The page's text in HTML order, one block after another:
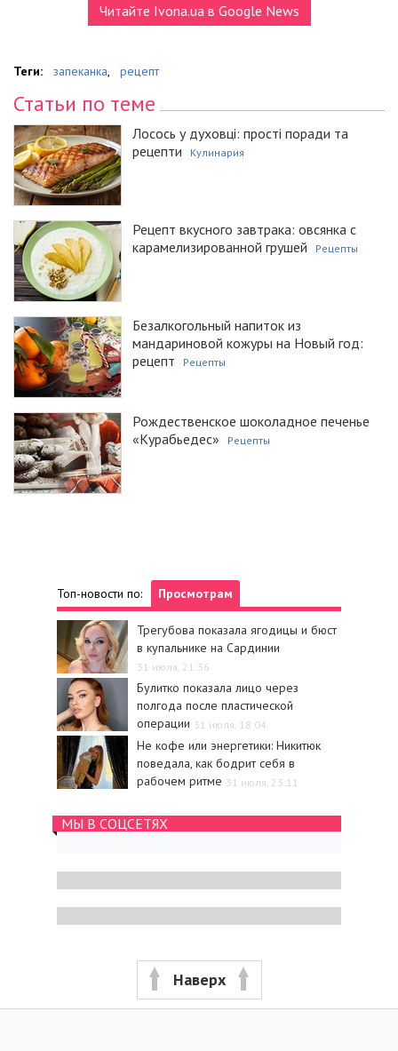
Читайте Ivona.ua в Google News
Теги: запеканка рецепт
Статьи по теме
Лосось у духовці: прості поради та
рецепти
Кулинария
Рецепт вкусного завтрака: овсянка с
карамелизированной грушей
Рецепты
Безалкогольный напиток из
мандариновой кожуры на Новый год:
рецепт
Рецепты
Рождественское шоколадное печенье
«Курабьедес»
Рецепты
Топ-новости по: Просмотрам
Трегубова показала ягодицы и бюст
в купальнике на Сардинии
31 июля, 21:36
Булитко показала лицо через
полгода после пластической
операции 31 июля, 18:04
Не кофе или энергетики: Никитюк
поведала, как бодрит себя в
рабочем ритме 31 июля, 23:11
МЫ В СОЦСЕТЯХ
Наверх